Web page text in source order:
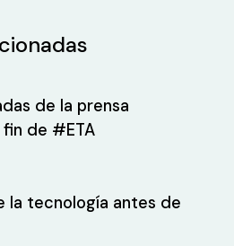
de la prensa
de #ETA
la tecnología antes de